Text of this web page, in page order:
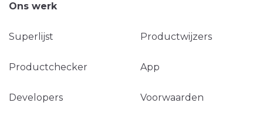
Ons werk
Superlijst Productwijzers
Productchecker App
Developers Voorwaarden